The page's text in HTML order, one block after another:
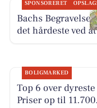
SPONSORERET
Bachs
det hårdeste ved
BOLIGMARKED
Top 6 over
Priser op til